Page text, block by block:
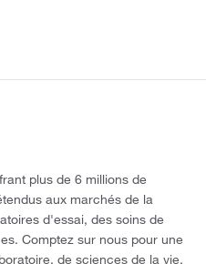
plus de 6 millions de
aux marchés de la
d'essai, des soins de
Comptez sur nous pour une
de sciences de la vie,